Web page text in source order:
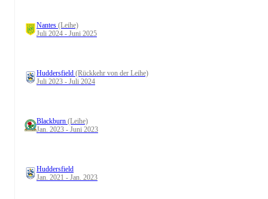
Nantes (Leihe)
Juli 2024 - Juni 2025
Huddersfield (Rückkehr von der Leihe)
Juli 2023 - Juli 2024
Blackburn (Leihe)
Jan. 2023 - Juni 2023
Huddersfield
Jan. 2021 - Jan. 2023